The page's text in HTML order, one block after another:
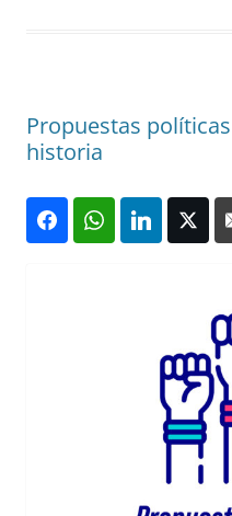
Propuestas
historia